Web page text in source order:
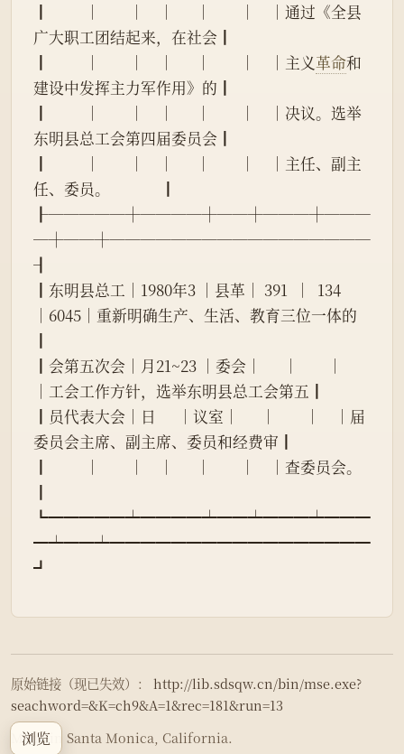
浏览
┃          │        │    │      │        │    │通过《全县
广大职工团结起来，在社会┃
┃          │        │    │      │        │    │主义革命和
建设中发挥主力军作用》的┃
┃          │        │    │      │        │    │决议。选举
东明县总工会第四届委员会┃
┃          │        │    │      │        │    │主任、副主
任、委员。              ┃
┠─────┼────┼──┼───┼───
─┼──┼─────────────────
┨
┃东明县总工│1980年3 │县革│ 391  │  134
│6045│重新明确生产、生活、教育三位一体的
┃
┃会第五次会│月21~23 │委会│      │        │
│工会工作方针，选举东明县总工会第五┃
┃员代表大会│日      │议室│      │        │    │届
委员会主席、副主席、委员和经费审┃
┃          │        │    │      │        │    │查委员会。
┃
┗━━━━━┷━━━━┷━━┷━━━┷━━━
━┷━━┷━━━━━━━━━━━━━━━━━
┛
原始链接（现已失效）：
http://lib.sdsqw.cn/bin/mse.exe?
seachword=&K=ch9&A=1&rec=181&run=13
Made in Santa Monica, California.